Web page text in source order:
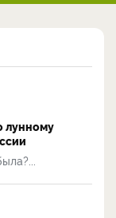
лунному